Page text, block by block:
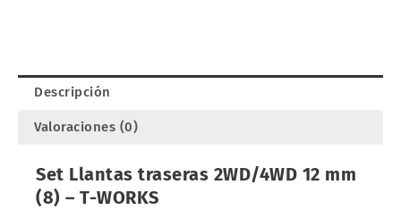
218-
CY-
cantidad
Descripción
Valoraciones (0)
Set Llantas traseras 2WD/4WD 12 mm
(8) – T-WORKS